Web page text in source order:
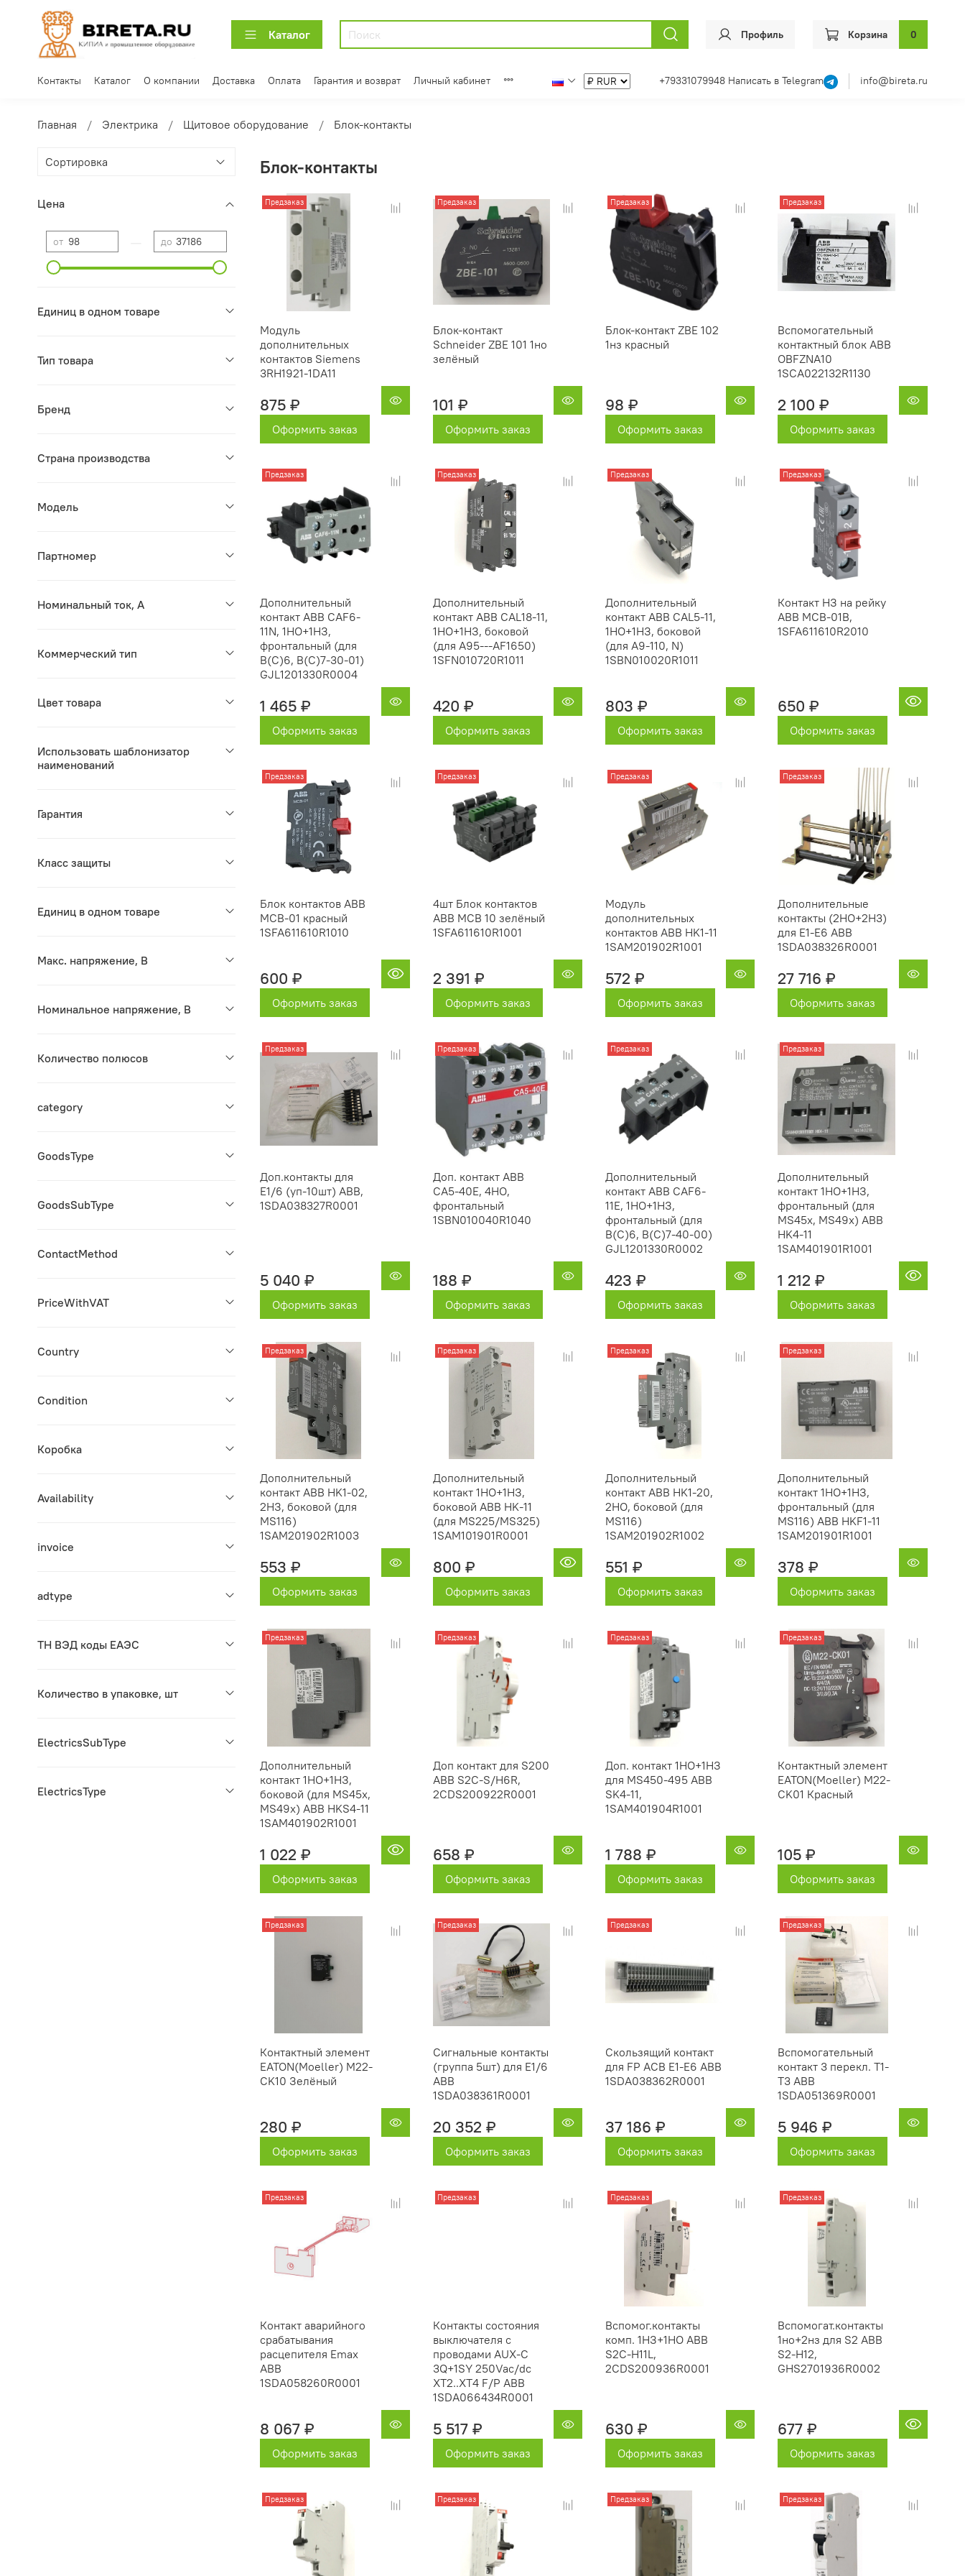
Каталог Профиль Корзина 0
Контакты Каталог О компании Доставка Оплата Гарантия и возврат Личный кабинет +79331079948 Написать в Telegram info@bireta.ru
Главная Электрика Щитовое оборудование Блок-контакты
Блок-контакты
Предзаказ
Модуль
дополнительных
контактов Siemens
3RH1921-1DA11
875 ₽
Оформить заказ
Предзаказ
Блок-контакт
Schneider ZBE 101 1но
зелёный
101 ₽
Оформить заказ
Предзаказ
Блок-контакт ZBE 102
1нз красный
98 ₽
Оформить заказ
Предзаказ
Вспомогательный
контактный блок ABB
OBFZNA10
1SCA022132R1130
2 100 ₽
Оформить заказ
Предзаказ
Дополнительный
контакт ABB CAF6-
11N, 1НО+1НЗ,
фронтальный (для
B(C)6, B(C)7-30-01)
GJL1201330R0004
1 465 ₽
Оформить заказ
Предзаказ
Дополнительный
контакт ABB CAL18-11,
1НО+1НЗ, боковой
(для A95---AF1650)
1SFN010720R1011
420 ₽
Оформить заказ
Предзаказ
Дополнительный
контакт ABB CAL5-11,
1НО+1НЗ, боковой
(для A9-110, N)
1SBN010020R1011
803 ₽
Оформить заказ
Предзаказ
Контакт НЗ на рейку
ABB MCB-01B,
1SFA611610R2010
650 ₽
Оформить заказ
Предзаказ
Блок контактов ABB
MCB-01 красный
1SFA611610R1010
600 ₽
Оформить заказ
Предзаказ
4шт Блок контактов
ABB MCB 10 зелёный
1SFA611610R1001
2 391 ₽
Оформить заказ
Предзаказ
Модуль
дополнительных
контактов ABB HK1-11
1SAM201902R1001
572 ₽
Оформить заказ
Предзаказ
Дополнительные
контакты (2HO+2H3)
для E1-E6 ABB
1SDA038326R0001
27 716 ₽
Оформить заказ
Предзаказ
Доп.контакты для
E1/6 (уп-10шт) ABB,
1SDA038327R0001
5 040 ₽
Оформить заказ
Предзаказ
Доп. контакт ABB
CA5-40E, 4НО,
фронтальный
1SBN010040R1040
188 ₽
Оформить заказ
Предзаказ
Дополнительный
контакт ABB CAF6-
11E, 1НО+1НЗ,
фронтальный (для
B(C)6, B(C)7-40-00)
GJL1201330R0002
423 ₽
Оформить заказ
Предзаказ
Дополнительный
контакт 1НО+1НЗ,
фронтальный (для
MS45x, MS49x) ABB
HK4-11
1SAM401901R1001
1 212 ₽
Оформить заказ
Предзаказ
Дополнительный
контакт ABB HK1-02,
2НЗ, боковой (для
MS116)
1SAM201902R1003
553 ₽
Оформить заказ
Предзаказ
Дополнительный
контакт 1НО+1НЗ,
боковой ABB HK-11
(для MS225/MS325)
1SAM101901R0001
800 ₽
Оформить заказ
Предзаказ
Дополнительный
контакт ABB HK1-20,
2НО, боковой (для
MS116)
1SAM201902R1002
551 ₽
Оформить заказ
Предзаказ
Дополнительный
контакт 1НО+1НЗ,
фронтальный (для
MS116) ABB HKF1-11
1SAM201901R1001
378 ₽
Оформить заказ
Предзаказ
Дополнительный
контакт 1НО+1НЗ,
боковой (для MS45x,
MS49x) ABB HKS4-11
1SAM401902R1001
1 022 ₽
Оформить заказ
Предзаказ
Доп контакт для S200
ABB S2C-S/H6R,
2CDS200922R0001
658 ₽
Оформить заказ
Предзаказ
Доп. контакт 1НО+1НЗ
для MS450-495 ABB
SK4-11,
1SAM401904R1001
1 788 ₽
Оформить заказ
Предзаказ
Контактный элемент
EATON(Moeller) M22-
CK01 Красный
105 ₽
Оформить заказ
Предзаказ
Контактный элемент
EATON(Moeller) M22-
CK10 Зелёный
280 ₽
Оформить заказ
Предзаказ
Сигнальные контакты
(группа 5шт) для E1/6
ABB
1SDA038361R0001
20 352 ₽
Оформить заказ
Предзаказ
Скользящий контакт
для FP ACB E1-E6 ABB
1SDA038362R0001
37 186 ₽
Оформить заказ
Предзаказ
Вспомогательный
контакт 3 перекл. Т1-
Т3 ABB
1SDA051369R0001
5 946 ₽
Оформить заказ
Предзаказ
Контакт аварийного
срабатывания
расцепителя Emax
ABB
1SDA058260R0001
8 067 ₽
Оформить заказ
Предзаказ
Контакты состояния
выключателя с
проводами AUX-C
3Q+1SY 250Vac/dc
XT2..XT4 F/P ABB
1SDA066434R0001
5 517 ₽
Оформить заказ
Предзаказ
Вспомог.контакты
комп. 1НЗ+1НО ABB
S2C-H11L,
2CDS200936R0001
630 ₽
Оформить заказ
Предзаказ
Вспомогат.контакты
1но+2нз для S2 ABB
S2-H12,
GHS2701936R0002
677 ₽
Оформить заказ
Предзаказ Предзаказ Предзаказ Предзаказ
Цена
от до
Единиц в одном товаре
Тип товара
Бренд
Страна производства
Модель
Партномер
Номинальный ток, А
Коммерческий тип
Цвет товара
Использовать шаблонизатор
наименований
Гарантия
Класс защиты
Единиц в одном товаре
Макс. напряжение, В
Номинальное напряжение, В
Количество полюсов
category
GoodsType
GoodsSubType
ContactMethod
PriceWithVAT
Country
Condition
Коробка
Availability
invoice
adtype
ТН ВЭД коды ЕАЭС
Количество в упаковке, шт
ElectricsSubType
ElectricsType